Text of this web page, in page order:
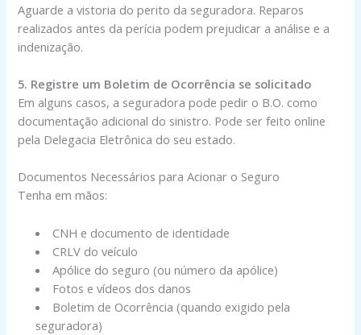
Aguarde a vistoria do perito da seguradora. Reparos
realizados antes da perícia podem prejudicar a análise e a
indenização.
5. Registre um Boletim de Ocorrência se solicitado
Em alguns casos, a seguradora pode pedir o B.O. como
documentação adicional do sinistro. Pode ser feito online
pela Delegacia Eletrônica do seu estado.
Documentos Necessários para Acionar o Seguro
Tenha em mãos:
CNH e documento de identidade
CRLV do veículo
Apólice do seguro (ou número da apólice)
Fotos e vídeos dos danos
Boletim de Ocorrência (quando exigido pela
seguradora)